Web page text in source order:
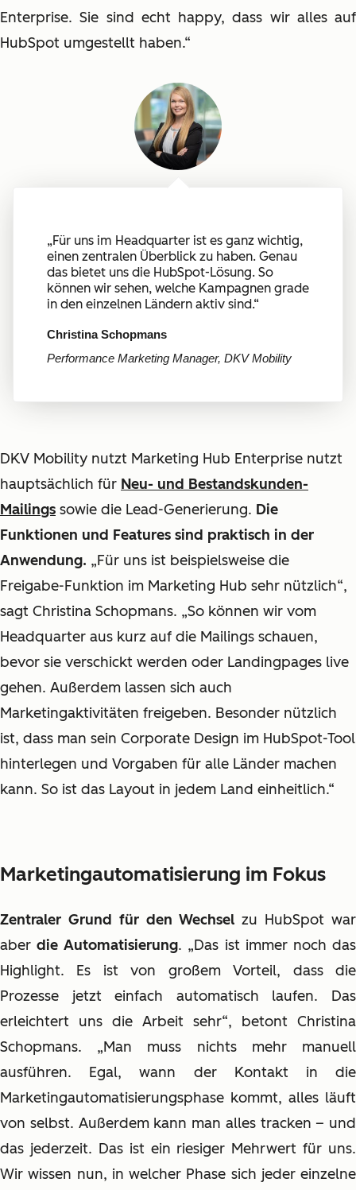
Enterprise. Sie sind echt happy, dass wir alles auf
HubSpot umgestellt haben.“
„Für uns im Headquarter ist es ganz wichtig,
einen zentralen Überblick zu haben. Genau
das bietet uns die HubSpot-Lösung. So
können wir sehen, welche Kampagnen grade
in den einzelnen Ländern aktiv sind.“
Christina Schopmans
Performance Marketing Manager, DKV Mobility
DKV Mobility nutzt Marketing Hub Enterprise nutzt
hauptsächlich für Neu- und Bestandskunden-
Mailings sowie die Lead-Generierung. Die
Funktionen und Features sind praktisch in der
Anwendung. „Für uns ist beispielsweise die
Freigabe-Funktion im Marketing Hub sehr nützlich“,
sagt Christina Schopmans. „So können wir vom
Headquarter aus kurz auf die Mailings schauen,
bevor sie verschickt werden oder Landingpages live
gehen. Außerdem lassen sich auch
Marketingaktivitäten freigeben. Besonder nützlich
ist, dass man sein Corporate Design im HubSpot-Tool
hinterlegen und Vorgaben für alle Länder machen
kann. So ist das Layout in jedem Land einheitlich.“
Marketingautomatisierung im Fokus
Zentraler Grund für den Wechsel zu HubSpot war
aberdie Automatisierung. „Das ist immer noch das
Highlight. Es ist von großem Vorteil, dass die
Prozesse jetzt einfach automatisch laufen. Das
erleichtert uns die Arbeit sehr“, betont Christina
Schopmans. „Man muss nichts mehr manuell
ausführen. Egal, wann der Kontakt in die
Marketingautomatisierungsphase kommt, alles läuft
von selbst. Außerdem kann man alles tracken – und
das jederzeit. Das ist ein riesiger Mehrwert für uns.
Wir wissen nun, in welcher Phase sich jeder einzelne